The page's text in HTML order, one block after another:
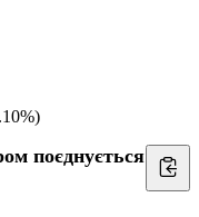
поєднується